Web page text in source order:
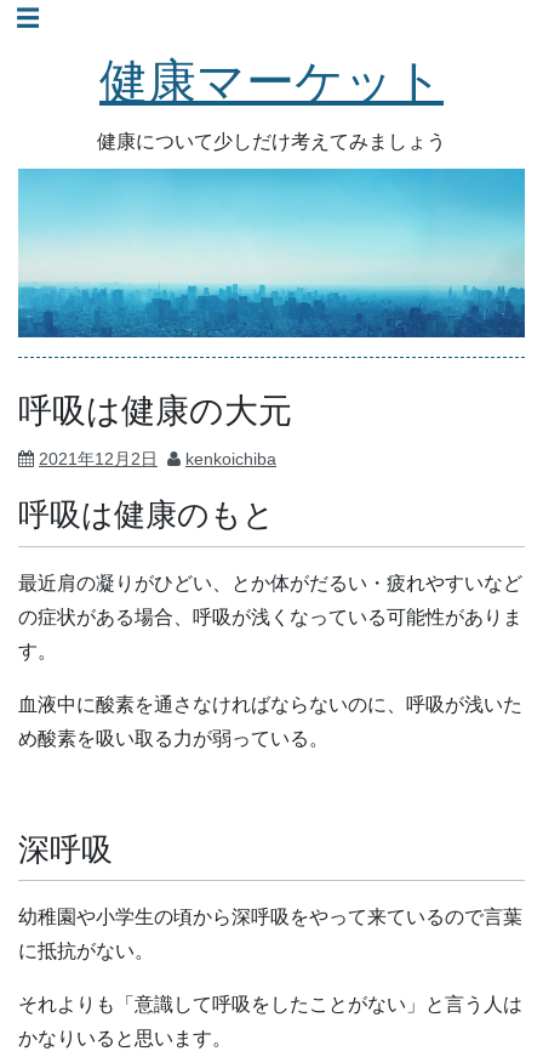
コ
ッ
プ
☰
健康マーケット
健康について少しだけ考えてみましょう
呼吸は健康の大元
2021年12月2日 kenkoichiba
呼吸は健康のもと
最近肩の凝りがひどい、とか体がだるい・疲れやすいなど
の症状がある場合、呼吸が浅くなっている可能性がありま
す。
血液中に酸素を通さなければならないのに、呼吸が浅いた
め酸素を吸い取る力が弱っている。
深呼吸
幼稚園や小学生の頃から深呼吸をやって来ているので言葉
に抵抗がない。
それよりも「意識して呼吸をしたことがない」と言う人は
かなりいると思います。